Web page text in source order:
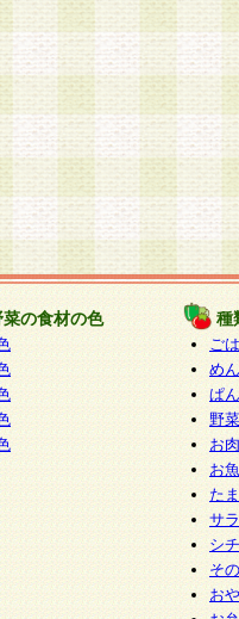
菜の食材の色 種
ご
めん
ぱん
野
お
お
た
サ
シ
そ
お